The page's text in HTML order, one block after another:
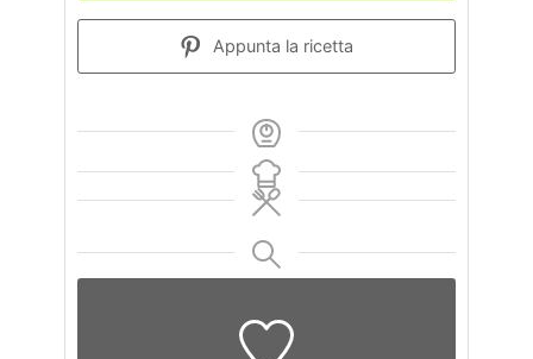
Appunta la ricetta